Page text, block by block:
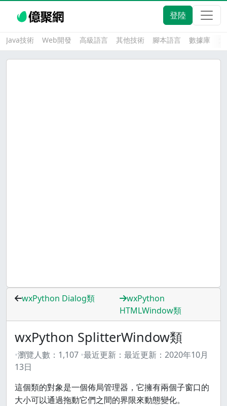
登陸
Java技術 Web開發 高級語言 其他技術 腳本語言 數據庫
wxPython Dialog類
wxPython
HTMLWindow類
wxPython SplitterWindow類
瀏覽人數： 1,107 最近更新： 最近更新： 2020年10月
13日
這個類的對象是一個佈局管理器，它擁有兩個子窗口的
大小可以通過拖動它們之間的界限來動態變化。